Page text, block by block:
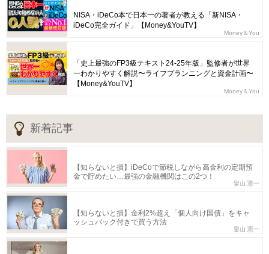
NISA・iDeCo本で日本一の著者が教える「新NISA・
iDeCo完全ガイド」【Money&YouTV】
Money＆You
「史上最強のFP3級テキスト24-25年版」監修者が世界
一わかりやすく解説〜ライフプランニングと資金計画〜
【Money&YouTV】
Money＆You
新着記事
【知らないと損】iDeCoで節税しながら高金利の定期預
金で貯めたい…最強の金融機関はこの2つ！
畠山 憲一
【知らないと損】金利2%超え「個人向け国債」をキャ
ッシュバック付きで買う方法
畠山 憲一